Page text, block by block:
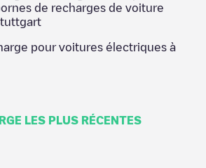
de recharges de voiture
pour voitures électriques à
LES PLUS RÉCENTES